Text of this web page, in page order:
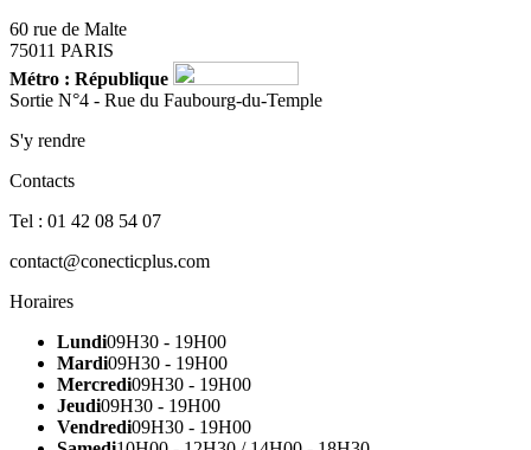
60 rue de Malte
75011 PARIS
Métro : République
Sortie N°4 - Rue du Faubourg-du-Temple
S'y rendre
Contacts
Tel : 01 42 08 54 07
contact@conecticplus.com
Horaires
Lundi09H30 - 19H00
Mardi09H30 - 19H00
Mercredi09H30 - 19H00
Jeudi09H30 - 19H00
Vendredi09H30 - 19H00